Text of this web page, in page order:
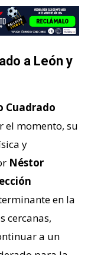
a León y
Cuadrado
el momento, su
y
Néstor
en la
cercanas,
a un